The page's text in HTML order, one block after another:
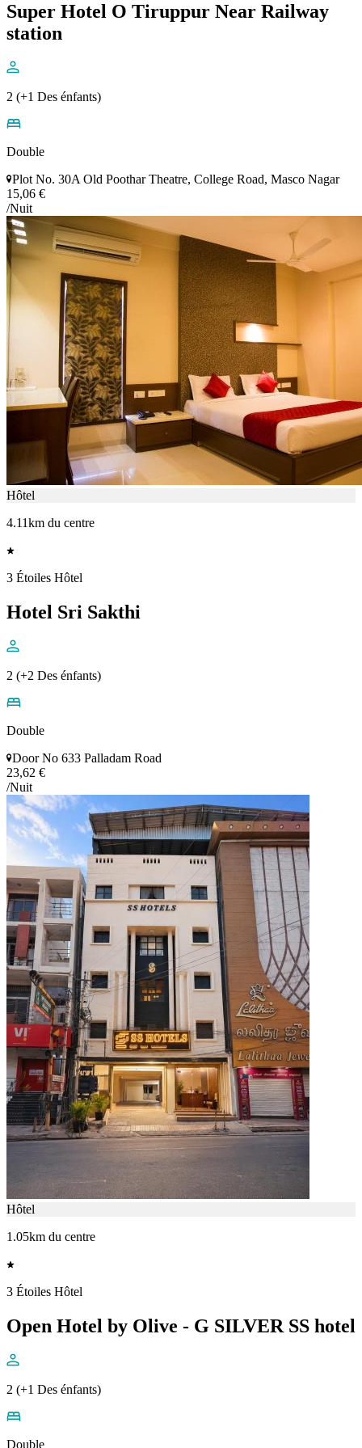
Super Hotel O Tiruppur Near Railway
station
2 (+1 Des énfants)
Double
Plot No. 30A Old Poothar Theatre, College Road, Masco Nagar
15,06 €
/Nuit
Hôtel
4.11km du centre
3 Étoiles Hôtel
Hotel Sri Sakthi
2 (+2 Des énfants)
Double
Door No 633 Palladam Road
23,62 €
/Nuit
Hôtel
1.05km du centre
3 Étoiles Hôtel
Open Hotel by Olive - G SILVER SS hotel
2 (+1 Des énfants)
Double